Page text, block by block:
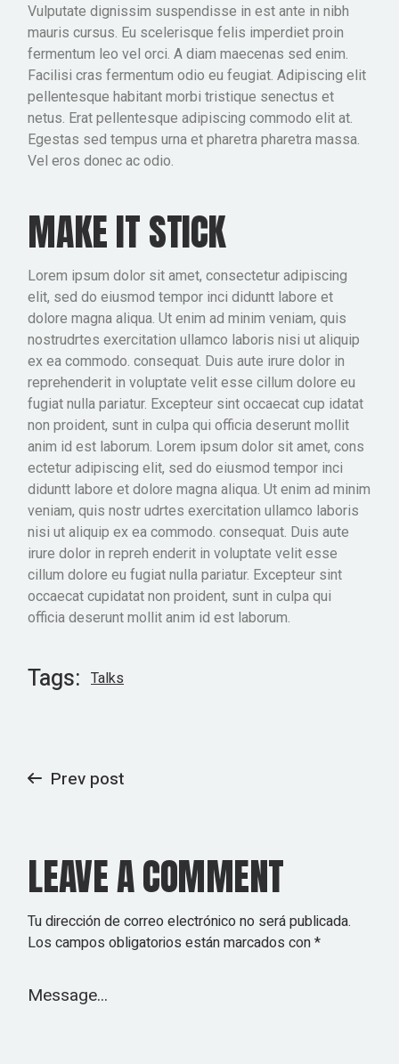
Vulputate dignissim suspendisse in est ante in nibh
mauris cursus. Eu scelerisque felis imperdiet proin
fermentum leo vel orci. A diam maecenas sed enim.
Facilisi cras fermentum odio eu feugiat. Adipiscing elit
pellentesque habitant morbi tristique senectus et
netus. Erat pellentesque adipiscing commodo elit at.
Egestas sed tempus urna et pharetra pharetra massa.
Vel eros donec ac odio.
MAKE IT STICK
Lorem ipsum dolor sit amet, consectetur adipiscing
elit, sed do eiusmod tempor inci diduntt labore et
dolore magna aliqua. Ut enim ad minim veniam, quis
nostrudrtes exercitation ullamco laboris nisi ut aliquip
ex ea commodo. consequat. Duis aute irure dolor in
reprehenderit in voluptate velit esse cillum dolore eu
fugiat nulla pariatur. Excepteur sint occaecat cup idatat
non proident, sunt in culpa qui officia deserunt mollit
anim id est laborum. Lorem ipsum dolor sit amet, cons
ectetur adipiscing elit, sed do eiusmod tempor inci
diduntt labore et dolore magna aliqua. Ut enim ad minim
veniam, quis nostr udrtes exercitation ullamco laboris
nisi ut aliquip ex ea commodo. consequat. Duis aute
irure dolor in repreh enderit in voluptate velit esse
cillum dolore eu fugiat nulla pariatur. Excepteur sint
occaecat cupidatat non proident, sunt in culpa qui
officia deserunt mollit anim id est laborum.
Tags: Talks
Prev post
LEAVE A COMMENT
Tu dirección de correo electrónico no será publicada.
Los campos obligatorios están marcados con*